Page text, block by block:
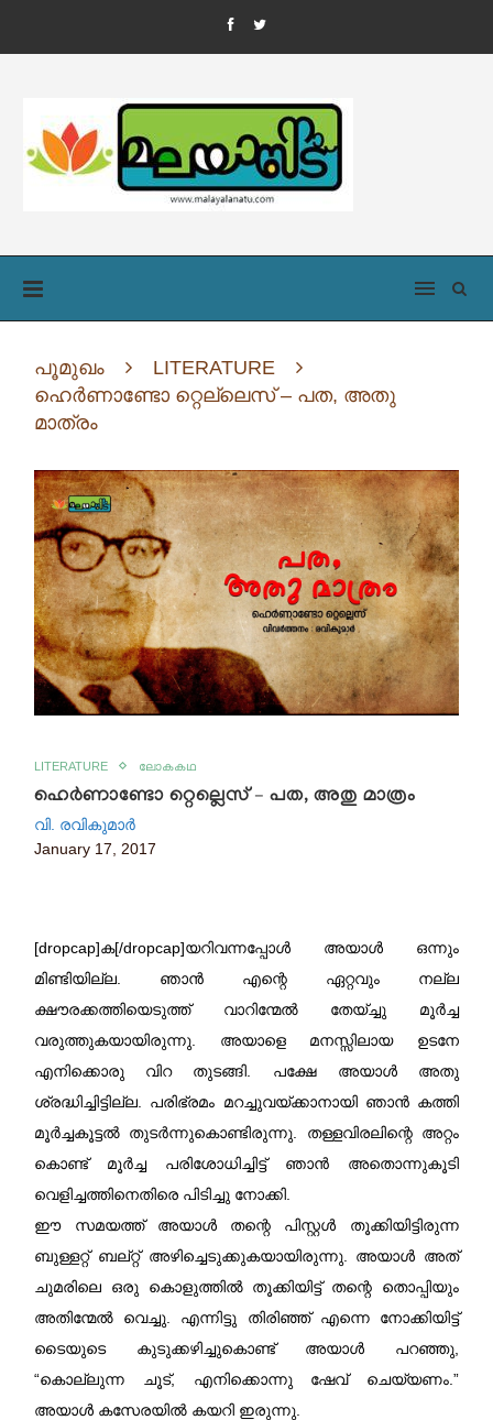
പൂമുഖം
LITERATURE
ഹെർണാണ്ടോ റ്റെല്ലെസ് – പത, അതു
മാത്രം
LITERATURE ലോകകഥ
ഹെർണാണ്ടോ റ്റെല്ലെസ് – പത, അതു മാത്രം
വി. രവികുമാര്‍
January 17, 2017
[dropcap]ക[/dropcap]യറിവന്നപ്പോൾ അയാൾ ഒന്നും
മിണ്ടിയില്ല. ഞാൻ എന്റെ ഏറ്റവും നല്ല
ക്ഷൗരക്കത്തിയെടുത്ത് വാറിന്മേൽ തേയ്ച്ചു മൂർച്ച
വരുത്തുകയായിരുന്നു. അയാളെ മനസ്സിലായ ഉടനേ
എനിക്കൊരു വിറ തുടങ്ങി. പക്ഷേ അയാൾ അതു
ശ്രദ്ധിച്ചിട്ടില്ല. പരിഭ്രമം മറച്ചുവയ്ക്കാനായി ഞാൻ കത്തി
മൂർച്ചകൂട്ടൽ തുടർന്നുകൊണ്ടിരുന്നു. തള്ളവിരലിന്റെ അറ്റം
കൊണ്ട് മൂർച്ച പരിശോധിച്ചിട്ട് ഞാൻ അതൊന്നുകൂടി
വെളിച്ചത്തിനെതിരെ പിടിച്ചു നോക്കി.
ഈ സമയത്ത് അയാൾ തന്റെ പിസ്റ്റൾ തൂക്കിയിട്ടിരുന്ന
ബുള്ളറ്റ് ബല്റ്റ് അഴിച്ചെടുക്കുകയായിരുന്നു. അയാൾ അത്
ചുമരിലെ ഒരു കൊളുത്തിൽ തൂക്കിയിട്ട് തന്റെ തൊപ്പിയും
അതിന്മേൽ വെച്ചു. എന്നിട്ടു തിരിഞ്ഞ് എന്നെ നോക്കിയിട്ട്
ടൈയുടെ കുടുക്കഴിച്ചുകൊണ്ട് അയാൾ പറഞ്ഞു,
“കൊല്ലുന്ന ചൂട്, എനിക്കൊന്നു ഷേവ് ചെയ്യണം.”
അയാൾ കസേരയിൽ കയറി ഇരുന്നു.